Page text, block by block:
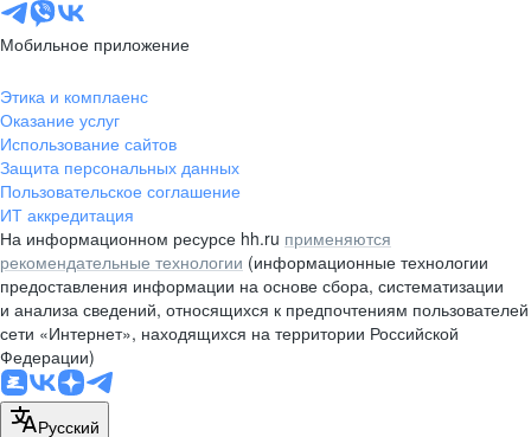
Мобильное приложение
Этика и комплаенс
Оказание услуг
Использование сайтов
Защита персональных данных
Пользовательское соглашение
ИТ аккредитация
На информационном ресурсе hh.ru применяются
рекомендательные технологии (информационные технологии
предоставления информации на основе сбора, систематизации
и анализа сведений, относящихся к предпочтениям пользователей
сети «Интернет», находящихся на территории Российской
Федерации)
Русский